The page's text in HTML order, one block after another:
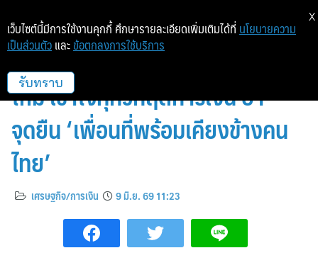
สมหวัง เงินสั่งได้ เปิดตัวโฆษณาชุด
ใหม่ เข้าใจทุกวิกฤตการเงิน ย้ำ
จุดยืน ‘เพื่อนที่พร้อมเคียงข้างคน
ไทย’
เศรษฐกิจ/การเงิน 9 มิ.ย. 69 11:23
เว็บไซต์นี้มีการใช้งานคุกกี้ ศึกษารายละเอียดเพิ่มเติมได้ที่ นโยบายความ
เป็นส่วนตัว และ ข้อตกลงการใช้บริการ
รับทราบ
X